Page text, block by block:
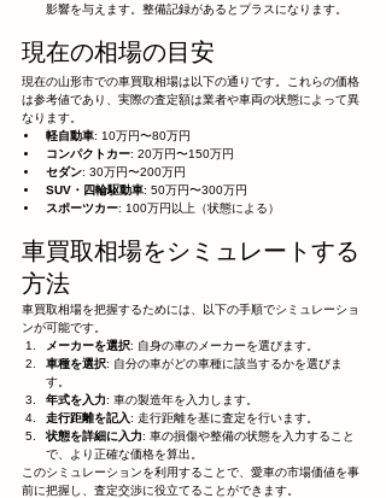
影響を与えます。整備記録があるとプラスになります。
現在の相場の目安
現在の山形市での車買取相場は以下の通りです。これらの価格
は参考値であり、実際の査定額は業者や車両の状態によって異
なります。
軽自動車: 10万円〜80万円
コンパクトカー: 20万円〜150万円
セダン: 30万円〜200万円
SUV・四輪駆動車: 50万円〜300万円
スポーツカー: 100万円以上（状態による）
車買取相場をシミュレートする
方法
車買取相場を把握するためには、以下の手順でシミュレーショ
ンが可能です。
メーカーを選択: 自身の車のメーカーを選びます。
車種を選択: 自分の車がどの車種に該当するかを選びま
す。
年式を入力: 車の製造年を入力します。
走行距離を記入: 走行距離を基に査定を行います。
状態を詳細に入力: 車の損傷や整備の状態を入力すること
で、より正確な価格を算出。
このシミュレーションを利用することで、愛車の市場価値を事
前に把握し、査定交渉に役立てることができます。